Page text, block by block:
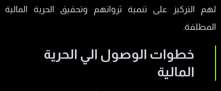
لهم التركيز على تنمية ثرواتهم وتحقيق الحرية المالية
المطلقة.
خطوات الوصول الي الحرية
المالية